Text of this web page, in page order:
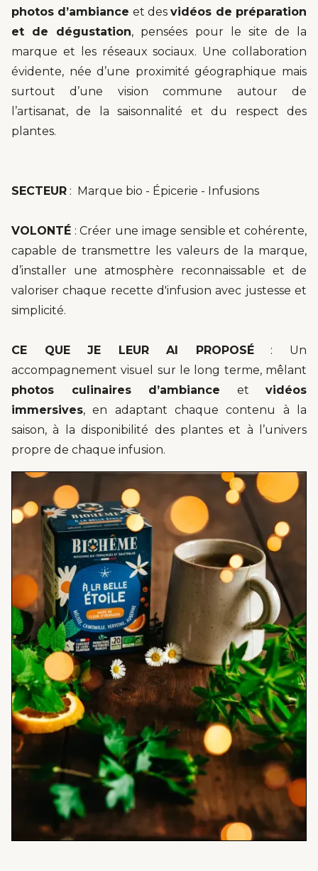
photos d’ambiance et desvidéos de préparation
et de dégustation, pensées pour le site de la
marque et les réseaux sociaux. Une collaboration
évidente, née d’une proximité géographique mais
surtout d’une vision commune autour de
l’artisanat, de la saisonnalité et du respect des
plantes.
SECTEUR : Marque bio - Épicerie - Infusions
VOLONTÉ : Créer une image sensible et cohérente,
capable de transmettre les valeurs de la marque,
d’installer une atmosphère reconnaissable et de
valoriser chaque recette d'infusion avec justesse et
simplicité.
CE QUE JE LEUR AI PROPOSÉ: Un
accompagnement visuel sur le long terme, mêlant
photos culinaires d’ambiance et vidéos
immersives, en adaptant chaque contenu à la
saison, à la disponibilité des plantes et à l’univers
propre de chaque infusion.